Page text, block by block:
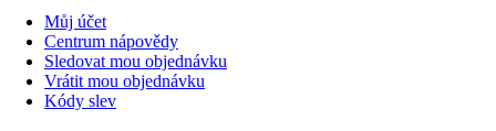
Můj účet
Centrum nápovědy
Sledovat mou objednávku
Vrátit mou objednávku
Kódy slev